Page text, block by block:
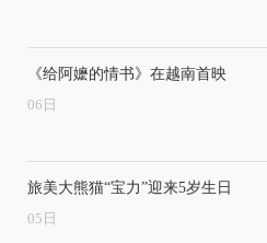
《给阿嬷的情书》在越南首映
06 日
旅美大熊猫“宝力”迎来5岁生日
05 日